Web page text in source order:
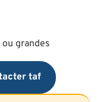
grandes
taf